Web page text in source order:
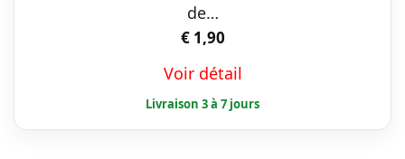
être
choisies
sur
de…
€1,90
Voir détail